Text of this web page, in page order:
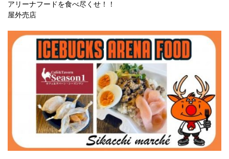
アリーナフードを食べ尽くせ！！
屋外売店